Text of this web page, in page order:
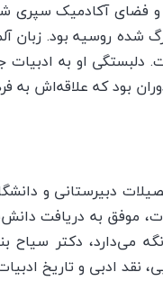
فضای آکادمیک سپری
‌شده روسیه بود. زبان
دلبستگی او به
بود که علاقه‌اش به
دبیرستانی و
موفق به دریافت
می‌دارد، دکتر
نقد ادبی و تاریخ